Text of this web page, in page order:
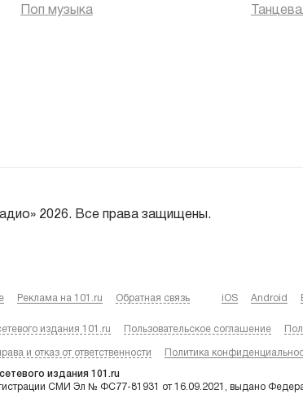
Поп музыка
2026. Все права защищены.
Реклама на 101.ru Обратная связь iOS Android
издания 101.ru Пользовательское соглашение
и отказ от ответственности Политика
издания 101.ru
СМИ Эл № ФС77-81931 от 16.09.2021, выдано